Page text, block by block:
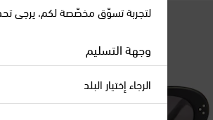
لتجربة تسوّق مخصّصة لكم، يرجى
وجهة التسليم
الرجاء إختيار البلد